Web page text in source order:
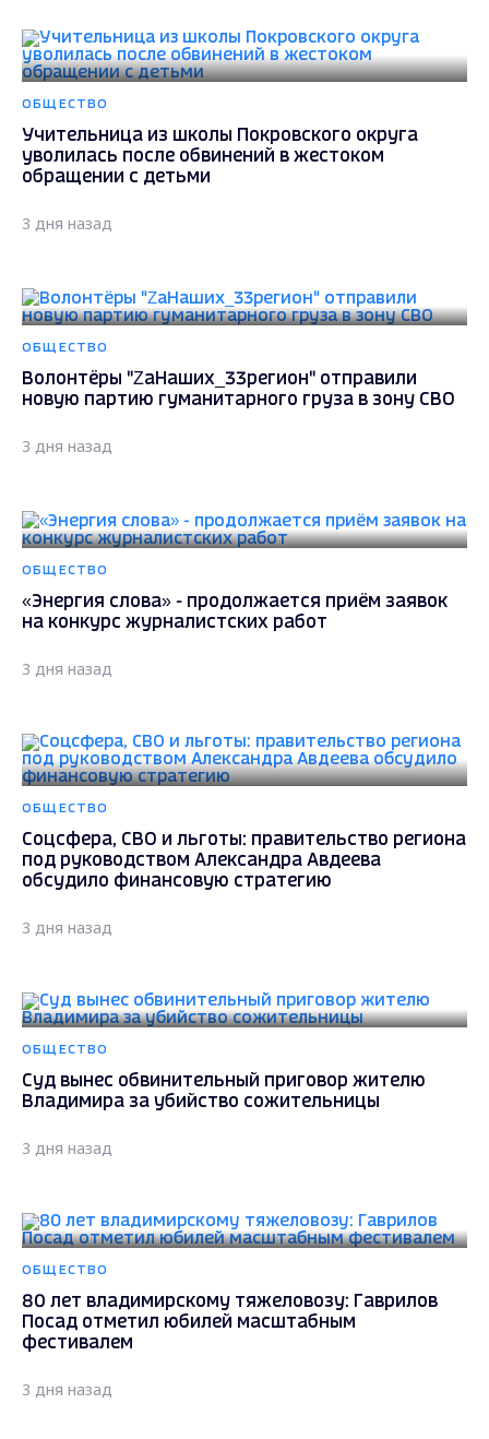
ОБЩЕСТВО
Учительница из школы Покровского округа
уволилась после обвинений в жестоком
обращении с детьми
3 дня назад
ОБЩЕСТВО
Волонтёры "ZаНаших_33регион" отправили
новую партию гуманитарного груза в зону СВО
3 дня назад
ОБЩЕСТВО
«Энергия слова» - продолжается приём заявок
на конкурс журналистских работ
3 дня назад
ОБЩЕСТВО
Соцсфера, СВО и льготы: правительство региона
под руководством Александра Авдеева
обсудило финансовую стратегию
3 дня назад
ОБЩЕСТВО
Суд вынес обвинительный приговор жителю
Владимира за убийство сожительницы
3 дня назад
ОБЩЕСТВО
80 лет владимирскому тяжеловозу: Гаврилов
Посад отметил юбилей масштабным
фестивалем
3 дня назад